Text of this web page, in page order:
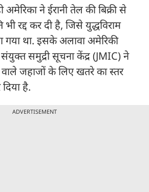
ने ईरानी तेल की बिक्री से
रद्द कर दी है, जिसे युद्धविराम
गया था. इसके अलावा अमेरिकी
समुद्री सूचना केंद्र (JMIC) ने
वाले जहाजों के लिए खतरे का स्तर
है.
ADVERTISEMENT